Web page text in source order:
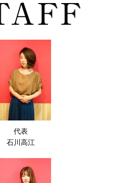
代表
石川高江